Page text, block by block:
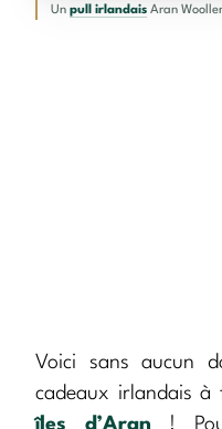
Un pull irlandais Aran
Voici sans aucun
cadeaux irlandais à
îles d’Aran !